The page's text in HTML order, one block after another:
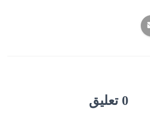
0 تعليق